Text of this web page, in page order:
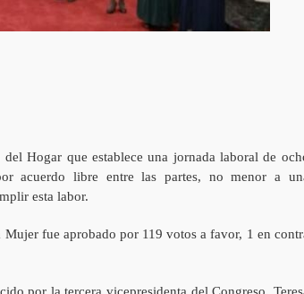
Hogar que establece una jornada laboral de
acuerdo libre entre las partes, no menor a
esta labor.
fue aprobado por 119 votos a favor, 1 en
por la tercera vicepresidenta del Congreso,